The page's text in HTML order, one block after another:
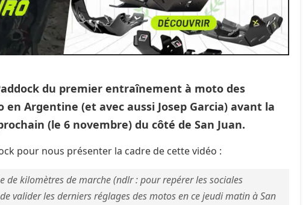
du premier entraînement à moto des
en Argentine (et avec aussi Josep Garcia) avant la
(le 6 novembre) du côté de San Juan.
pour nous présenter la cadre de cette vidéo :
de kilomètres de marche (ndlr : pour repérer les sociales
valider les derniers réglages des motos en ce jeudi matin à San